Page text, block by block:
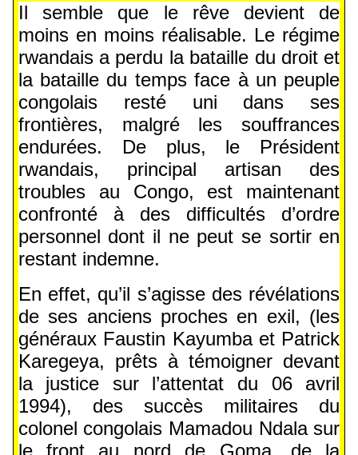
Il semble que le rêve devient de
moins en moins réalisable. Le régime
rwandais a perdu la bataille du droit et
la bataille du temps face à un peuple
congolais resté uni dans ses
frontières, malgré les souffrances
endurées. De plus, le Président
rwandais, principal artisan des
troubles au Congo, est maintenant
confronté à des difficultés d’ordre
personnel dont il ne peut se sortir en
restant indemne.
En effet, qu’il s’agisse des révélations
de ses anciens proches en exil, (les
généraux Faustin Kayumba et Patrick
Karegeya, prêts à témoigner devant
la justice sur l’attentat du 06 avril
1994), des succès militaires du
colonel congolais Mamadou Ndala sur
le front au nord de Goma, de la